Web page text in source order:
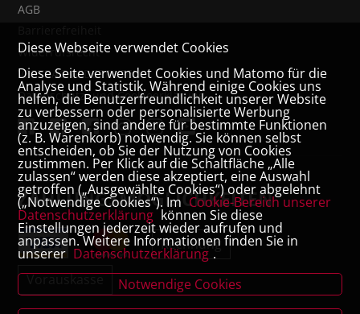
AGB
Widerrufsrecht
VERTRAG WIDERRUFEN
Datenschutz- und Cookieerklärung
ZAHLUNGSMÖGLICHKEITEN
Rechnung
Vorauskasse
Diese Webseite verwendet Cookies
Diese Seite verwendet Cookies und Matomo für die
Analyse und Statistik. Während einige Cookies uns
helfen, die Benutzerfreundlichkeit unserer Website
zu verbessern oder personalisierte Werbung
anzuzeigen, sind andere für bestimmte Funktionen
(z. B. Warenkorb) notwendig. Sie können selbst
entscheiden, ob Sie der Nutzung von Cookies
zustimmen. Per Klick auf die Schaltfläche „Alle
zulassen“ werden diese akzeptiert, eine Auswahl
getroffen („Ausgewählte Cookies“) oder abgelehnt
(„Notwendige Cookies“). Im Cookie-Bereich unserer
Datenschutzerklärung können Sie diese
Einstellungen jederzeit wieder aufrufen und
anpassen. Weitere Informationen finden Sie in
unserer Datenschutzerklärung .
Notwendige Cookies